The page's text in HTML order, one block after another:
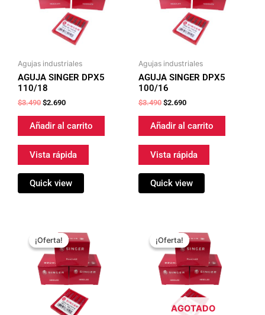
Agujas industriales
AGUJA SINGER DPX5
110/18
$3.490 $2.690
Añadir al carrito
Vista rápida
Quick view
Agujas industriales
AGUJA SINGER DPX5
100/16
$3.490 $2.690
Añadir al carrito
Vista rápida
Quick view
¡Oferta!
¡Oferta!
precio
original
era:
$3.490.
precio
actual
es:
$2.690.
¡Oferta!
AGOTADO
¡Oferta!
precio
original
era:
$3.490.
precio
actual
es:
$2.690.